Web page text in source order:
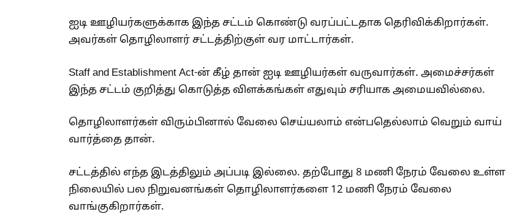
ஐடி ஊழியர்களுக்காக இந்த சட்டம் கொண்டு வரப்பட்டதாக தெரிவிக்கிறார்கள்.
அவர்கள் தொழிலாளர் சட்டத்திற்குள் வர மாட்டார்கள்.
Staff and Establishment Act-ன் கீழ் தான் ஐடி ஊழியர்கள் வருவார்கள். அமைச்சர்கள்
இந்த சட்டம் குறித்து கொடுத்த விளக்கங்கள் எதுவும் சரியாக அமையவில்லை.
தொழிலாளர்கள் விரும்பினால் வேலை செய்யலாம் என்பதெல்லாம் வெறும் வாய்
வார்த்தை தான்.
சட்டத்தில் எந்த இடத்திலும் அப்படி இல்லை. தற்போது 8 மணி நேரம் வேலை உள்ள
நிலையில் பல நிறுவனங்கள் தொழிலாளர்களை 12 மணி நேரம் வேலை
வாங்குகிறார்கள்.